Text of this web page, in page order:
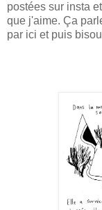
postées sur insta
que j'aime. Ça
par ici et puis